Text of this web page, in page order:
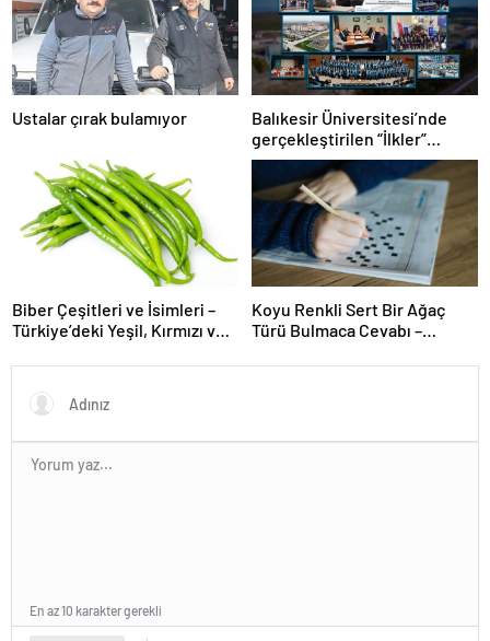
Ustalar çırak bulamıyor
Balıkesir Üniversitesi’nde
gerçekleştirilen “İlkler”
üniversitenin geleceğini
şekillendiriyor
Biber Çeşitleri ve İsimleri –
Türkiye’deki Yeşil, Kırmızı ve
Koyu Renkli Sert Bir Ağaç
Türü Bulmaca Cevabı –
Bir Ağaç Türü
En az 10 karakter gerekli